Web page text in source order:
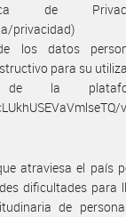
de
ayuda/privacidad)
los datos
para su
la
atraviesa el país
dificultades para
de